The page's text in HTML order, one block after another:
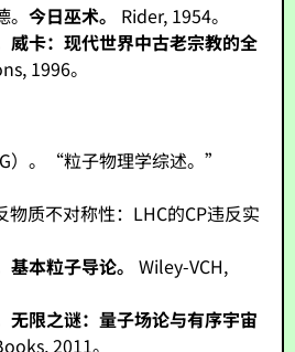
。今日巫术。
Rider, 1954。
威卡：现代世界中古老宗教的全
1996。
）。“粒子物理学综述。”
质不对称性：LHC的CP违反实
基本粒子导论。 Wiley-VCH,
无限之谜：量子场论与有序宇宙
2011。